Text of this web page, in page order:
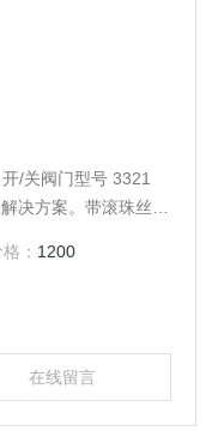
/关阀门型号 3321
决方案。带滚珠丝杠
可无延时地反映到过
装的蓄能器运行至安
： 1200
在线留言